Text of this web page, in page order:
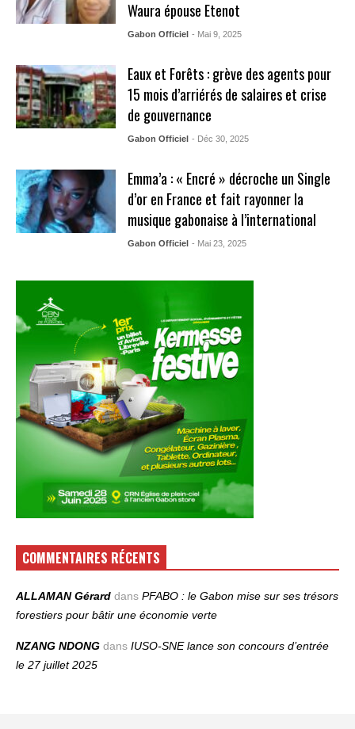
Waura épouse Etenot
Gabon Officiel - Mai 9, 2025
Eaux et Forêts : grève des agents pour
15 mois d’arriérés de salaires et crise
de gouvernance
Gabon Officiel - Déc 30, 2025
Emma’a : « Encré » décroche un Single
d’or en France et fait rayonner la
musique gabonaise à l’international
Gabon Officiel - Mai 23, 2025
COMMENTAIRES RÉCENTS
ALLAMAN Gérard dans PFABO : le Gabon mise sur ses trésors
forestiers pour bâtir une économie verte
NZANG NDONG dans IUSO‑SNE lance son concours d’entrée
le 27 juillet 2025